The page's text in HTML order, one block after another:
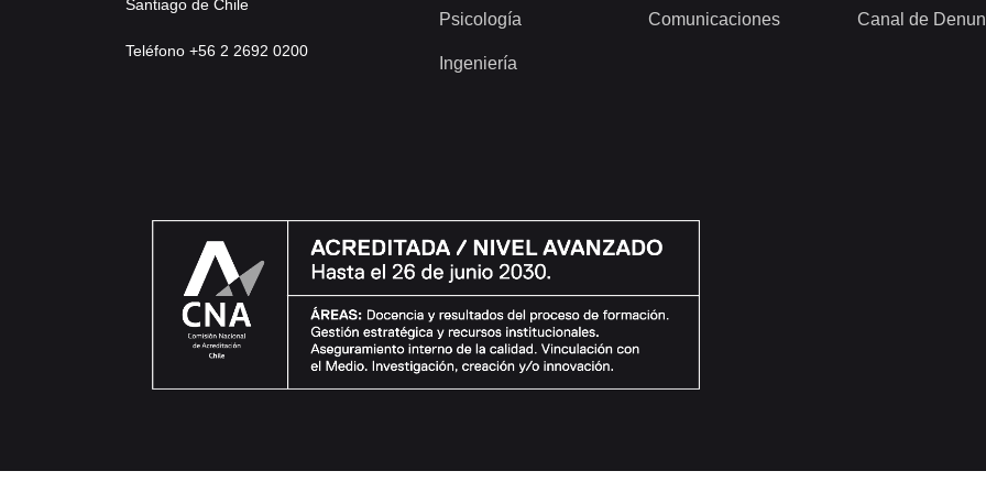
Santiago de Chile
Teléfono +56 2 2692 0200
Psicología
Ingeniería
Comunicaciones Canal de